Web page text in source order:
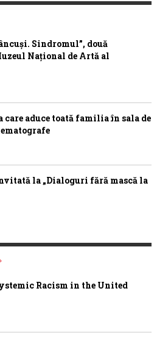
Sindromul”, două
Național de Artă al
care aduce toată familia în sala de
la „Dialoguri fără mască la
Racism in the United